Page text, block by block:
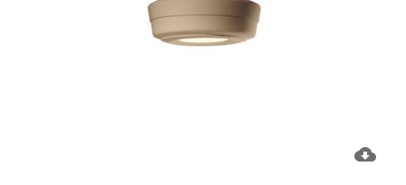
cloud_download